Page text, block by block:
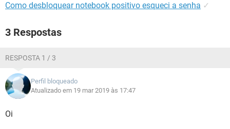
Como desbloquear notebook positivo esqueci a senha ✓
3 Respostas
RESPOSTA 1 / 3
Perfil bloqueado
Atualizado em 19 mar 2019 às 17:47
Oi